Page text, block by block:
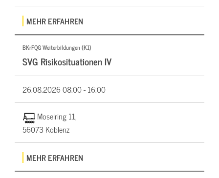
MEHR ERFAHREN
BKrFQG Weiterbildungen (K1)
SVG Risikosituationen IV
26.08.202608:00 - 16:00
Moselring 11,
56073 Koblenz
MEHR ERFAHREN